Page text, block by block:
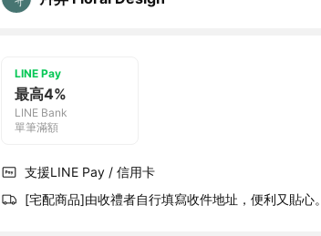
LINE Pay
最高4%
LINE Bank
單筆滿額
支援LINE Pay / 信用卡
[宅配商品]由收禮者自行填寫收件地址，便利又貼心。